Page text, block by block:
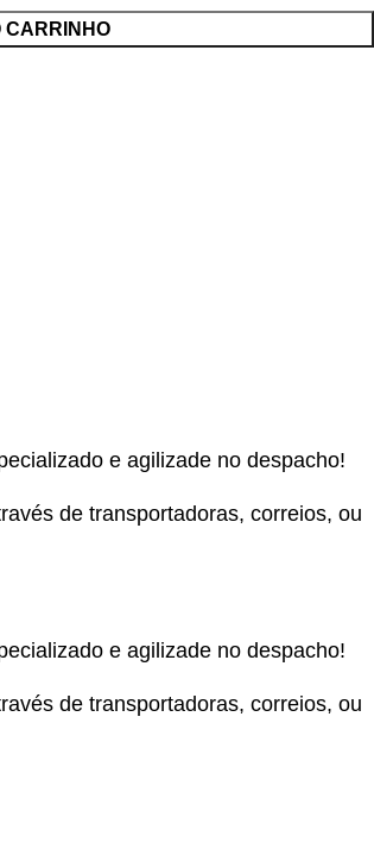
CARRINHO
e agilizade no despacho!
de transportadoras, correios, ou
e agilizade no despacho!
de transportadoras, correios, ou